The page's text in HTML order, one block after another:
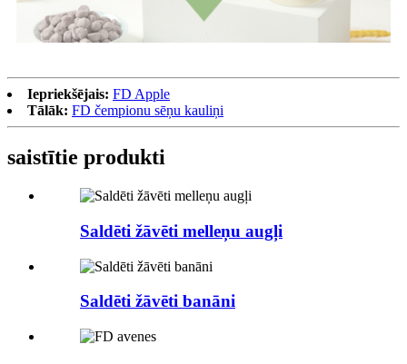
Iepriekšējais: FD Apple
Tālāk: FD čempionu sēņu kauliņi
saistītie produkti
Saldēti žāvēti melleņu augļi
Saldēti žāvēti banāni